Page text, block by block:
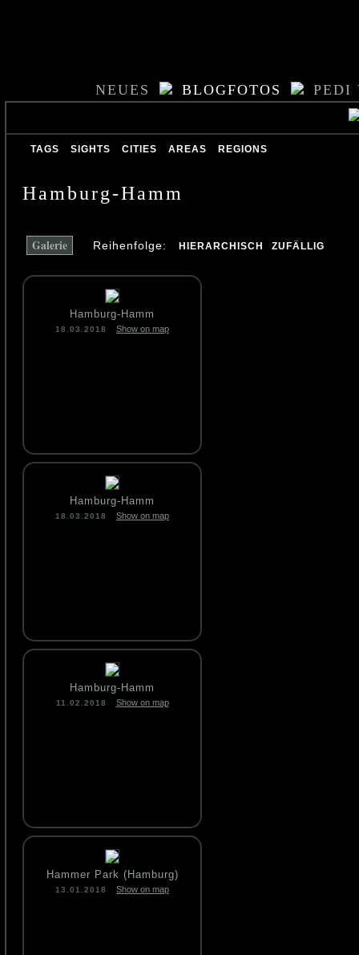
NEUES BLOGFOTOS PEDI
TAGS SIGHTS CITIES AREAS REGIONS
Hamburg-Hamm
Galerie Reihenfolge: HIERARCHISCH ZUFÄLLIG
Hamburg-Hamm
18.03.2018 Show on map
Hamburg-Hamm
18.03.2018 Show on map
Hamburg-Hamm
11.02.2018 Show on map
Hammer Park (Hamburg)
13.01.2018 Show on map